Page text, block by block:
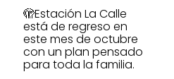
🫣Estación La Calle
está de regreso en
este mes de octubre
con un plan pensado
para toda la familia.